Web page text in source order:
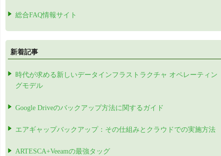
総合FAQ情報サイト
新着記事
時代が求める新しいデータインフラストラクチャ オペレーティン
グモデル
Google Driveのバックアップ方法に関するガイド
エアギャップバックアップ：その仕組みとクラウドでの実施方法
ARTESCA+Veeamの最強タッグ